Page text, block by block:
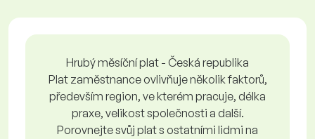
Hrubý měsíční plat - Česká republika
Plat zaměstnance ovlivňuje několik faktorů,
především region, ve kterém pracuje, délka
praxe, velikost společnosti a další.
Porovnejte svůj plat s ostatními lidmi na